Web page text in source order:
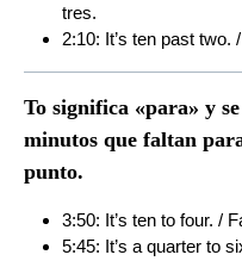
tres.
2:10: It’s ten past
To significa «para» y
minutos que faltan
punto.
3:50: It’s ten to four. /
5:45: It’s a quarter to